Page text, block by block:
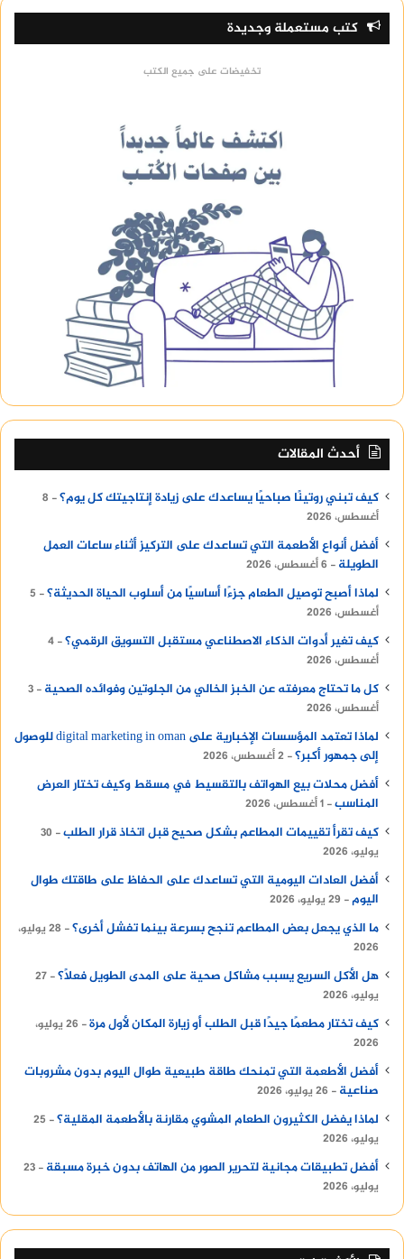
كتب مستعملة وجديدة
تخفيضات على جميع الكتب
أحدث المقالات
كيف تبني روتينًا صباحيًا يساعدك على زيادة إنتاجيتك كل يوم؟
8
أغسطس، 2026
أفضل أنواع الأطعمة التي تساعدك على التركيز أثناء ساعات العمل
الطويلة
6 أغسطس، 2026
لماذا أصبح توصيل الطعام جزءًا أساسيًا من أسلوب الحياة الحديثة؟
5
أغسطس، 2026
كيف تغير أدوات الذكاء الاصطناعي مستقبل التسويق الرقمي؟ 4
أغسطس، 2026
كل ما تحتاج معرفته عن الخبز الخالي من الجلوتين وفوائده الصحية
3
أغسطس، 2026
لماذا تعتمد المؤسسات الإخبارية على digital marketing in oman للوصول
إلى جمهور أكبر؟ 2 أغسطس، 2026
أفضل محلات بيع الهواتف بالتقسيط في مسقط وكيف تختار العرض
المناسب 1 أغسطس، 2026
كيف تقرأ تقييمات المطاعم بشكل صحيح قبل اتخاذ قرار الطلب
30
يوليو، 2026
أفضل العادات اليومية التي تساعدك على الحفاظ على طاقتك طوال
اليوم
29 يوليو، 2026
ما الذي يجعل بعض المطاعم تنجح بسرعة بينما تفشل أخرى؟
28 يوليو،
2026
هل الأكل السريع يسبب مشاكل صحية على المدى الطويل فعلًا؟ 27
يوليو، 2026
كيف تختار مطعمًا جيدًا قبل الطلب أو زيارة المكان لأول مرة
26 يوليو،
2026
أفضل الأطعمة التي تمنحك طاقة طبيعية طوال اليوم بدون مشروبات
صناعية
26 يوليو، 2026
لماذا يفضل الكثيرون الطعام المشوي مقارنة بالأطعمة المقلية؟
25
يوليو، 2026
أفضل تطبيقات مجانية لتحرير الصور من الهاتف بدون خبرة مسبقة
23
يوليو، 2026